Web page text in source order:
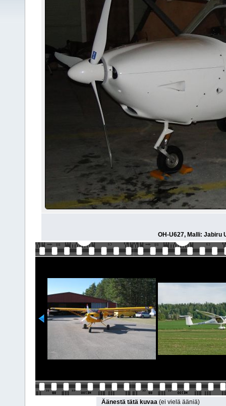
OH-U627, Malli: Jabiru
Äänestä tätä kuvaa (ei vielä ääniä)